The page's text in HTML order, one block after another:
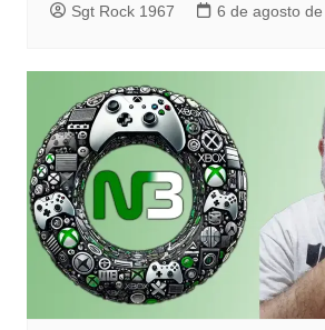
Sgt Rock 1967 6 de agosto